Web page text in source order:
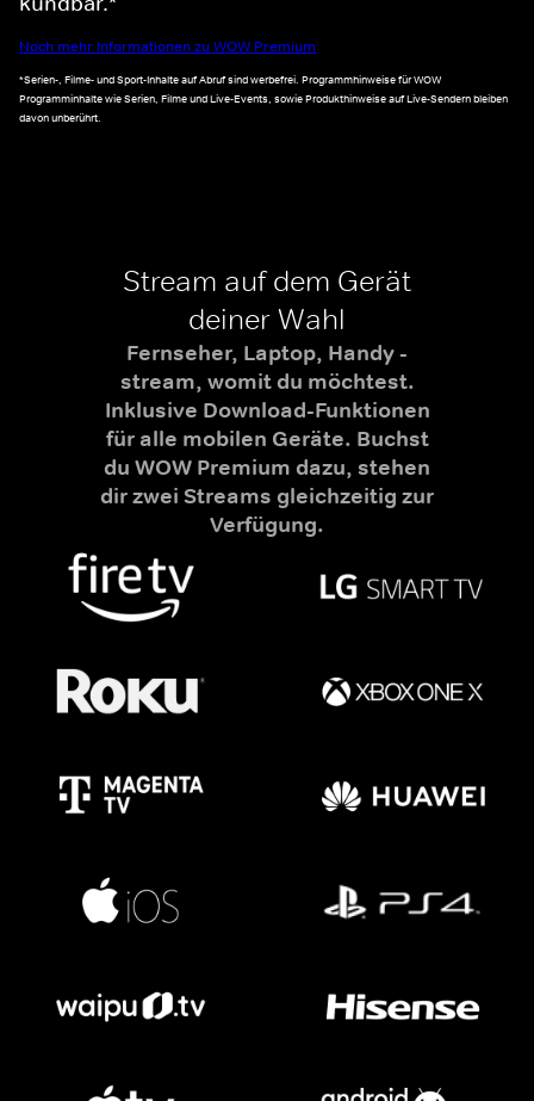
Noch mehr Informationen zu WOW Premium
*Serien-, Filme- und Sport-Inhalte auf Abruf sind werbefrei. Programmhinweise für WOW
Programminhalte wie Serien, Filme und Live-Events, sowie Produkthinweise auf Live-Sendern bleiben
davon unberührt.
Stream auf dem Gerät
deiner Wahl
Fernseher, Laptop, Handy -
stream, womit du möchtest.
Inklusive Download-Funktionen
für alle mobilen Geräte. Buchst
du WOW Premium dazu, stehen
dir zwei Streams gleichzeitig zur
Verfügung.